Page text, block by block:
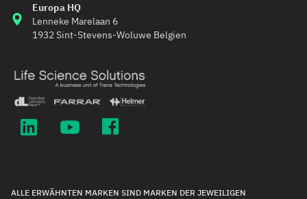
Europa HQ
Lenneke Marelaan 6
1932 Sint-Stevens-Woluwe Belgien
ALLE ERWÄHNTEN MARKEN SIND MARKEN DER JEWEILIGEN